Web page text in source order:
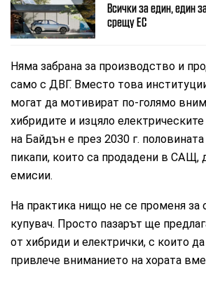
Всички за един, един
срещу ЕС
Няма забрана за производство и
само с ДВГ. Вместо това
могат да мотивират по-голямо
хибридите и изцяло
на Байдън е през 2030 г.
пикапи, които са продадени в САЩ,
емисии.
На практика нищо не се променя за
купувач. Просто пазарът ще
от хибриди и електрички, с които
привлече вниманието на хората